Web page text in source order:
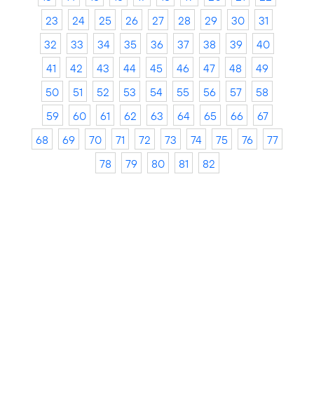
23
24 25 26 27 28 29 30
31
32
33 34 35 36 37 38 39
40
41
42 43 44 45 46 47 48
49
50
51 52 53 54 55 56 57
58
59
60 61 62 63 64 65 66
67
68
69 70 71 72 73 74 75 76
77
78
79 80 81 82